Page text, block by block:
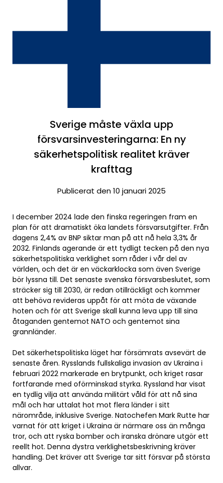
Sverige måste växla upp
försvarsinvesteringarna: En ny
säkerhetspolitisk realitet kräver
krafttag
Publicerat den 10 januari 2025
I december 2024 lade den finska regeringen fram en
plan för att dramatiskt öka landets försvarsutgifter. Från
dagens 2,4% av BNP siktar man på att nå hela 3,3% år
2032. Finlands agerande är ett tydligt tecken på den nya
säkerhetspolitiska verklighet som råder i vår del av
världen, och det är en väckarklocka som även Sverige
bör lyssna till. Det senaste svenska försvarsbeslutet, som
sträcker sig till 2030, är redan otillräckligt och kommer
att behöva revideras uppåt för att möta de växande
hoten och för att Sverige skall kunna leva upp till sina
åtaganden gentemot NATO och gentemot sina
grannländer.
Det säkerhetspolitiska läget har försämrats avsevärt de
senaste åren. Rysslands fullskaliga invasion av Ukraina i
februari 2022 markerade en brytpunkt, och kriget rasar
fortfarande med oförminskad styrka. Ryssland har visat
en tydlig vilja att använda militärt våld för att nå sina
mål och har uttalat hot mot flera länder i sitt
närområde, inklusive Sverige. Natochefen Mark Rutte har
varnat för att kriget i Ukraina är närmare oss än många
tror, och att ryska bomber och iranska drönare utgör ett
reellt hot. Denna dystra verklighetsbeskrivning kräver
handling. Det kräver att Sverige tar sitt försvar på största
allvar.